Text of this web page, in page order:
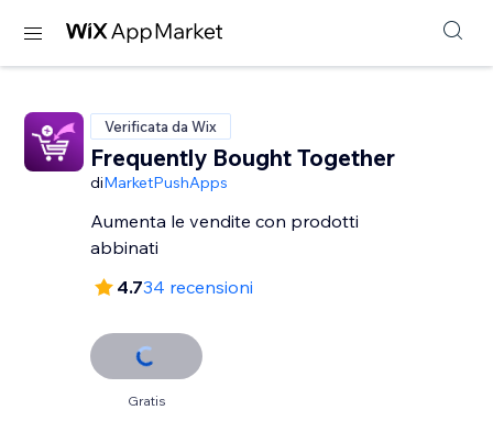
Verificata da Wix
Frequently Bought Together
diMarketPushApps
Aumenta le vendite con prodotti
abbinati
4.734 recensioni
Gratis